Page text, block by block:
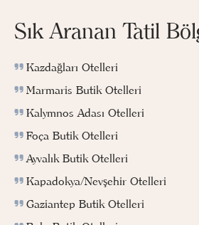
Sık Aranan Tatil
Kazdağları Otelleri
Marmaris Butik Otelleri
Kalymnos Adası Otelleri
Foça Butik Otelleri
Ayvalık Butik Otelleri
Kapadokya/Nevşehir Otelleri
Gaziantep Butik Otelleri